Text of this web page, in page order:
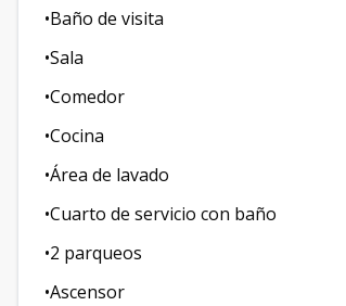
•Baño de visita
•Sala
•Comedor
•Cocina
•Área de lavado
•Cuarto de servicio con baño
•2 parqueos
•Ascensor